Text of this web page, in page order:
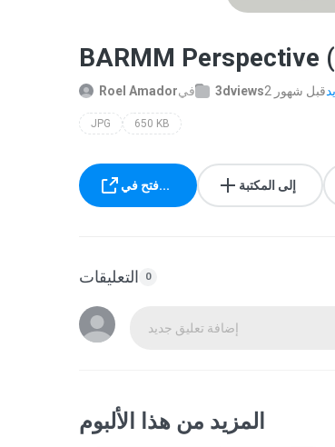
BARMM Perspective
Roel Amadorفي 3dviews 2 قبل شهور
JPG 650 KB
فتح في... إلى المكتبة
التعليقات 0
إضافة تعليق جديد
المزيد من هذا الألبوم